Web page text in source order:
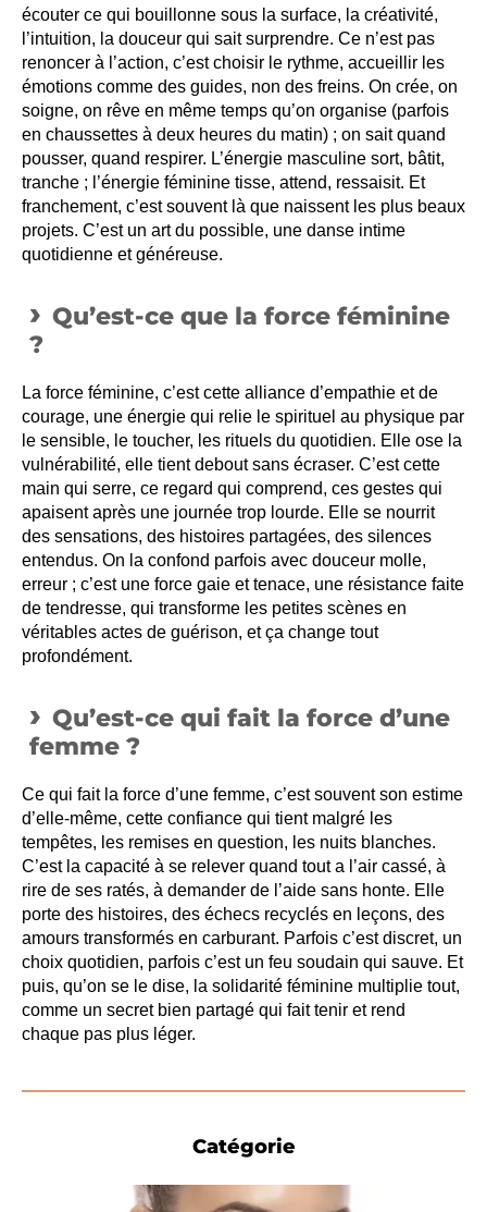
écouter ce qui bouillonne sous la surface, la créativité,
l’intuition, la douceur qui sait surprendre. Ce n’est pas
renoncer à l’action, c’est choisir le rythme, accueillir les
émotions comme des guides, non des freins. On crée, on
soigne, on rêve en même temps qu’on organise (parfois
en chaussettes à deux heures du matin) ; on sait quand
pousser, quand respirer. L’énergie masculine sort, bâtit,
tranche ; l’énergie féminine tisse, attend, ressaisit. Et
franchement, c’est souvent là que naissent les plus beaux
projets. C’est un art du possible, une danse intime
quotidienne et généreuse.
Qu’est-ce que la force féminine
?
La force féminine, c’est cette alliance d’empathie et de
courage, une énergie qui relie le spirituel au physique par
le sensible, le toucher, les rituels du quotidien. Elle ose la
vulnérabilité, elle tient debout sans écraser. C’est cette
main qui serre, ce regard qui comprend, ces gestes qui
apaisent après une journée trop lourde. Elle se nourrit
des sensations, des histoires partagées, des silences
entendus. On la confond parfois avec douceur molle,
erreur ; c’est une force gaie et tenace, une résistance faite
de tendresse, qui transforme les petites scènes en
véritables actes de guérison, et ça change tout
profondément.
Qu’est-ce qui fait la force d’une
femme ?
Ce qui fait la force d’une femme, c’est souvent son estime
d’elle-même, cette confiance qui tient malgré les
tempêtes, les remises en question, les nuits blanches.
C’est la capacité à se relever quand tout a l’air cassé, à
rire de ses ratés, à demander de l’aide sans honte. Elle
porte des histoires, des échecs recyclés en leçons, des
amours transformés en carburant. Parfois c’est discret, un
choix quotidien, parfois c’est un feu soudain qui sauve. Et
puis, qu’on se le dise, la solidarité féminine multiplie tout,
comme un secret bien partagé qui fait tenir et rend
chaque pas plus léger.
Catégorie